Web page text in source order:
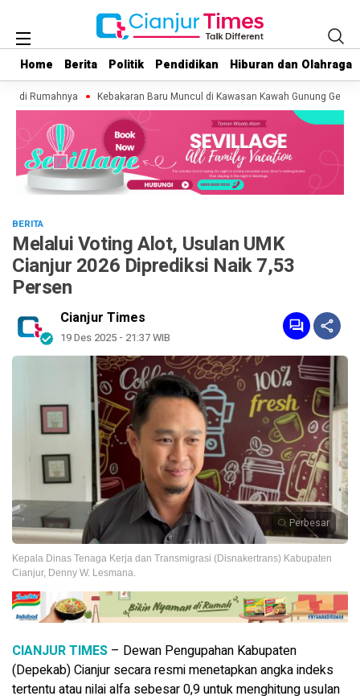
Home Berita Politik Pendidikan Hiburan dan Olahraga
Home Berita Politik Pendidikan Hiburan dan Olahraga
di Rumahnya Kebakaran Baru Muncul di Kawasan Kawah Gunung Gede,
BERITA
Melalui Voting Alot, Usulan UMK
Cianjur 2026 Diprediksi Naik 7,53
Persen
Cianjur Times
19 Des 2025 - 21:37 WIB
Perbesar
Kepala Dinas Tenaga Kerja dan Transmigrasi (Disnakertrans) Kabupaten
Cianjur, Denny W. Lesmana.
CIANJUR TIMES – Dewan Pengupahan Kabupaten
(Depekab) Cianjur secara resmi menetapkan angka indeks
tertentu atau nilai alfa sebesar 0,9 untuk menghitung usulan